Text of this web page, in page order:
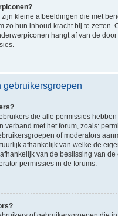
kleine afbeeldingen die met
zo hun inhoud kracht bij te zetten.
hangt af van de
gebruikersgroepen
die alle permissies
verband met het forum, zoals:
of moderators
afhankelijk van welke de
van de beslissing van de
permissies in de forums.